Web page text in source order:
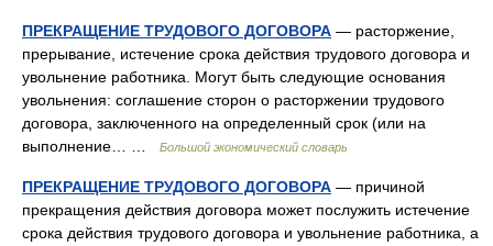
ПРЕКРАЩЕНИЕ ТРУДОВОГО ДОГОВОРА — расторжение,
прерывание, истечение срока действия трудового договора и
увольнение работника. Могут быть следующие основания
увольнения: соглашение сторон о расторжении трудового
договора, заключенного на определенный срок (или на
выполнение… …
Большой экономический словарь
ПРЕКРАЩЕНИЕ ТРУДОВОГО ДОГОВОРА — причиной
прекращения действия договора может послужить истечение
срока действия трудового договора и увольнение работника, а